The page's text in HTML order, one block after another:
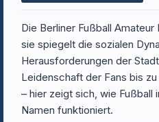
Die Berliner Fußball
sie spiegelt die sozialen
Herausforderungen der
Leidenschaft der Fans bis
– hier zeigt sich, wie Fußball
Namen funktioniert.